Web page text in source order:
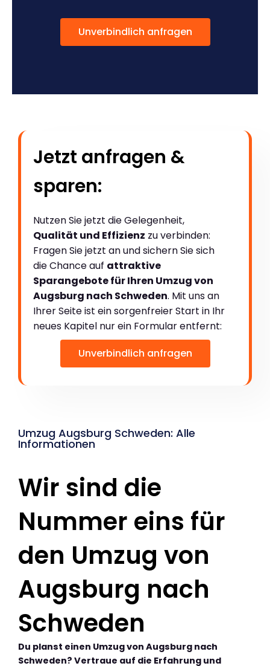
Unverbindlich anfragen
Jetzt anfragen &
sparen:
Nutzen Sie jetzt die Gelegenheit,
Qualität und Effizienz zu verbinden:
Fragen Sie jetzt an und sichern Sie sich
die Chance auf attraktive
Sparangebote für Ihren Umzug von
Augsburg nach Schweden. Mit uns an
Ihrer Seite ist ein sorgenfreier Start in Ihr
neues Kapitel nur ein Formular entfernt:
Unverbindlich anfragen
Umzug Augsburg Schweden: Alle
Informationen
Wir sind die
Nummer eins für
den Umzug von
Augsburg nach
Schweden
Du planst einen Umzug von Augsburg nach
Schweden? Vertraue auf die Erfahrung und